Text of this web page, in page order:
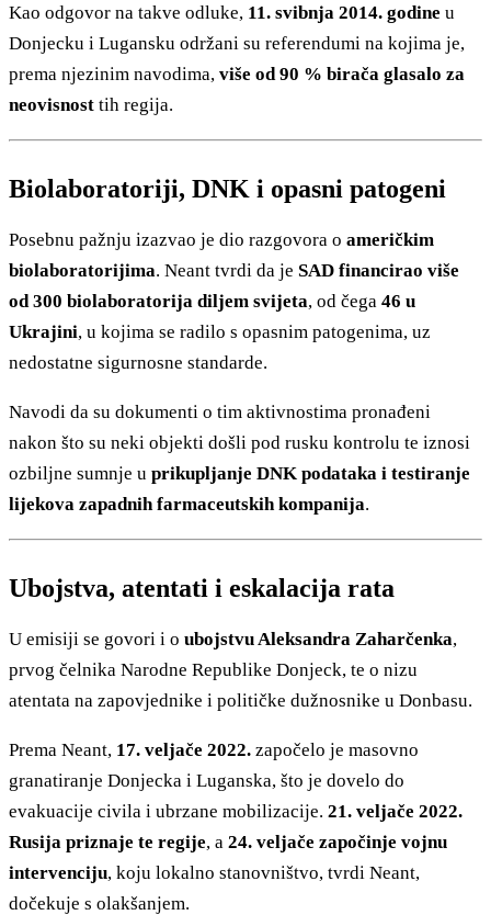
Kao odgovor na takve odluke, 11. svibnja 2014. godine u
Donjecku i Lugansku održani su referendumi na kojima je,
prema njezinim navodima, više od 90 % birača glasalo za
neovisnost tih regija.
Biolaboratoriji, DNK i opasni patogeni
Posebnu pažnju izazvao je dio razgovora o američkim
biolaboratorijima. Neant tvrdi da je SAD financirao više
od 300 biolaboratorija diljem svijeta, od čega 46 u
Ukrajini, u kojima se radilo s opasnim patogenima, uz
nedostatne sigurnosne standarde.
Navodi da su dokumenti o tim aktivnostima pronađeni
nakon što su neki objekti došli pod rusku kontrolu te iznosi
ozbiljne sumnje u prikupljanje DNK podataka i testiranje
lijekova zapadnih farmaceutskih kompanija.
Ubojstva, atentati i eskalacija rata
U emisiji se govori i o ubojstvu Aleksandra Zaharčenka,
prvog čelnika Narodne Republike Donjeck, te o nizu
atentata na zapovjednike i političke dužnosnike u Donbasu.
Prema Neant, 17. veljače 2022. započelo je masovno
granatiranje Donjecka i Luganska, što je dovelo do
evakuacije civila i ubrzane mobilizacije. 21. veljače 2022.
Rusija priznaje te regije, a 24. veljače započinje vojnu
intervenciju, koju lokalno stanovništvo, tvrdi Neant,
dočekuje s olakšanjem.